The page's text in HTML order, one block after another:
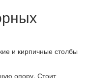
и кирпичные столбы
опору. Стоит